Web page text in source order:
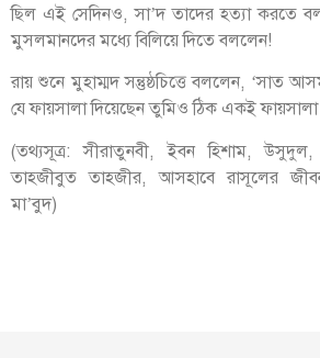
ছিল এই সেদিনও, সা’দ তাদের হত্যা করতে
মুসলমানদের মধ্যে বিলিয়ে দিতে বললেন!
রায় শুনে মুহাম্মদ সন্তুষ্ঠচিত্তে বললেন, ‘সাত
যে ফায়সালা দিয়েছেন তুমিও ঠিক একই
(তথ্যসূত্র: সীরাতুনবী, ইবন হিশাম,
তাহজীবুত তাহজীর, আসহাবে রাসূলের
মা’বুদ)